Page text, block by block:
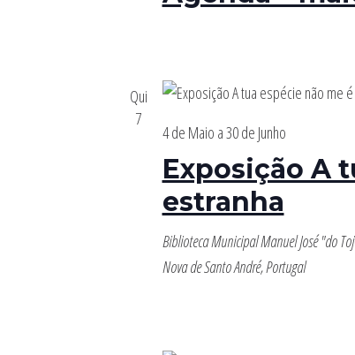
Qui
7
Exposição A
estranha
4 de Maio a30 de Junho
Biblioteca Municipal Manuel José "do
Nova de Santo André, Portugal